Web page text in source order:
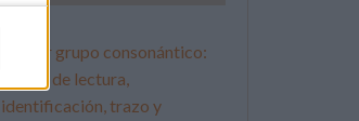
Primer grupo consonántico:
Fichas de lectura,
identificación, trazo y